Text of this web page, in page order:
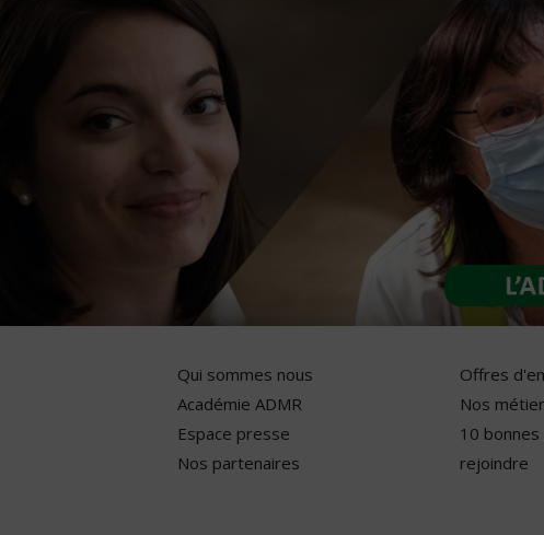
Qui sommes nous
Académie ADMR
Espace presse
Nos partenaires
Offres
Nos
10
rejoindre